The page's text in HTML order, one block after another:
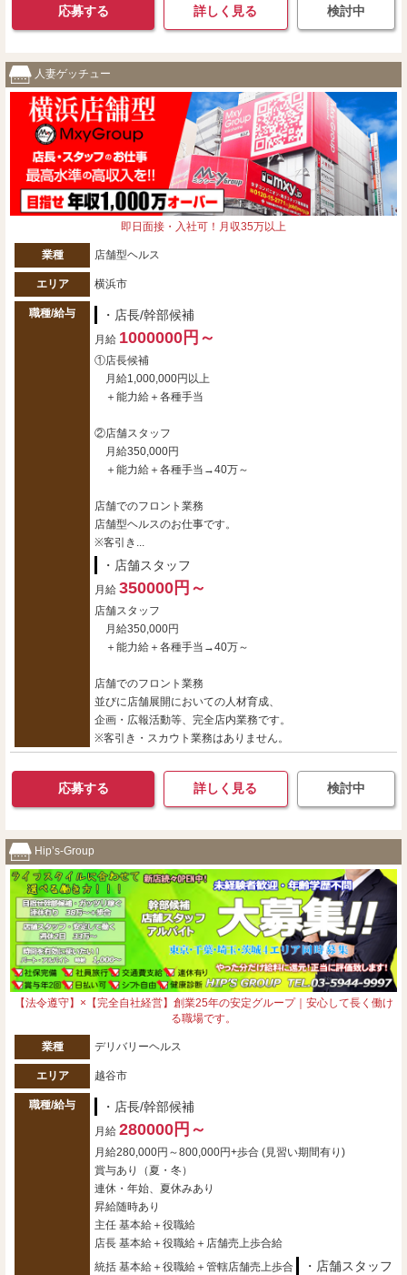
応募する 詳しく見る 検討中
人妻ゲッチュー
即日面接・入社可！月収35万以上
業種 店舗型ヘルス
エリア 横浜市
職種/給与 ・店長/幹部候補
月給 1000000円～
①店長候補
月給1,000,000円以上
＋能力給＋各種手当
②店舗スタッフ
月給350,000円
＋能力給＋各種手当→40万～
店舗でのフロント業務
店舗型ヘルスのお仕事です。
※客引き...
・店舗スタッフ
月給 350000円～
店舗スタッフ
月給350,000円
＋能力給＋各種手当→40万～
店舗でのフロント業務
並びに店舗展開においての人材育成、
企画・広報活動等、完全店内業務です。
※客引き・スカウト業務はありません。
応募する 詳しく見る 検討中
Hip’s-Group
【法令遵守】×【完全自社経営】創業25年の安定グループ｜安心して長く働け
る職場です。
業種 デリバリーヘルス
エリア 越谷市
職種/給与 ・店長/幹部候補
月給 280000円～
月給280,000円～800,000円+歩合 (見習い期間有り)
賞与あり（夏・冬）
連休・年始、夏休みあり
昇給随時あり
主任 基本給＋役職給
店長 基本給＋役職給＋店舗売上歩合給
統括 基本給＋役職給＋管轄店舗売上歩合
・店舗スタッフ